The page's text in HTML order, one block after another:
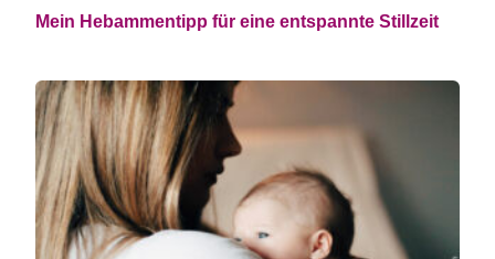
Mein Hebammentipp für eine entspannte Stillzeit